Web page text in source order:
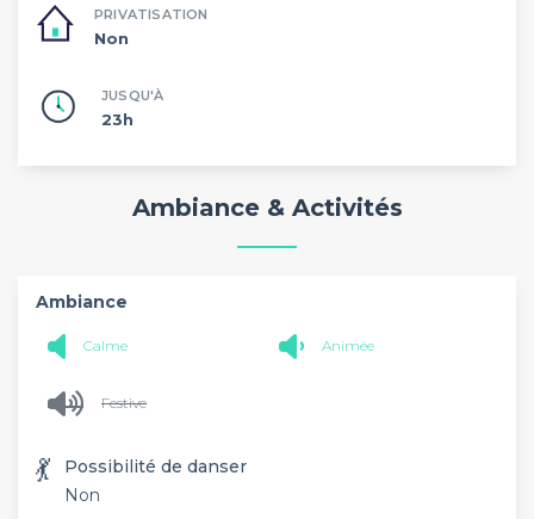
PRIVATISATION
Non
JUSQU'À
23h
Ambiance & Activités
Ambiance
Calme Animée
Festive
💃
Possibilité de danser
Non